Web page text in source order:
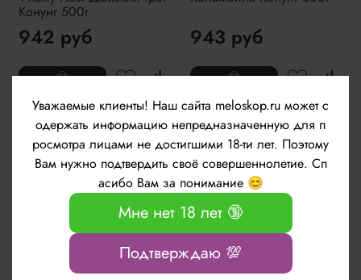
Конунг 500г
942 руб 943 руб
Уважаемые клиенты! Наш сайта meloskop.ru может с
одержать информацию непредназначенную для п
росмотра лицами не достигшими 18-ти лет. Поэтому
Вам нужно подтвердить своё совершеннолетие. Сп
асибо Вам за понимание 😊
Мне нет 18 лет 🔞
Подтверждаю 💯